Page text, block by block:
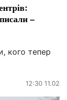
–
кого тепер
12:30 11.02